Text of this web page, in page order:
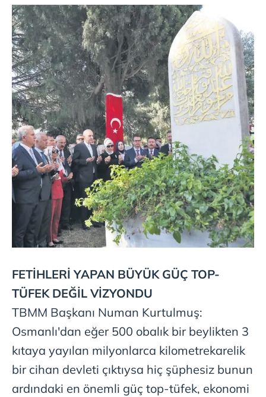
Metnimiziziyaret edebilirsiniz.
6698 sayılı Kişisel Verilerin Korunması Kanunu uyarınca
hazırlanmış Aydınlatma Metnimizi okumak ve sitemizde
ilgili mevzuata uygun olarak kullanılan çerezlerle ilgili bilgi
almak için lütfen tıklayınız.
FETİHLERİ YAPAN BÜYÜK GÜÇ TOP-
TÜFEK DEĞİL VİZYONDU
TBMM Başkanı Numan Kurtulmuş:
Osmanlı'dan eğer 500 obalık bir beylikten 3
kıtaya yayılan milyonlarca kilometrekarelik
bir cihan devleti çıktıysa hiç şüphesiz bunun
ardındaki en önemli güç top-tüfek, ekonomi